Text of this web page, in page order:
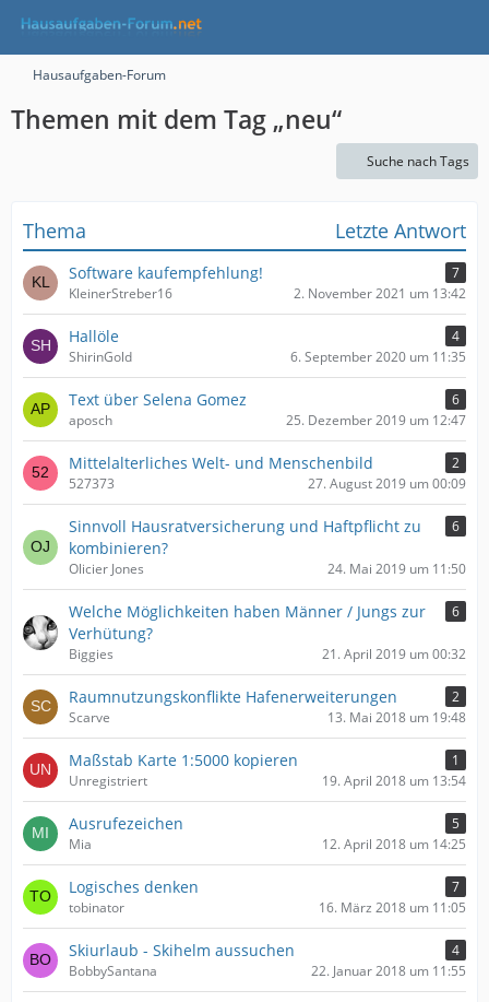
Hausaufgaben-Forum
Themen mit dem Tag „neu“
Suche nach Tags
Thema Letzte Antwort
Software kaufempfehlung!
7
KleinerStreber16
2. November 2021 um 13:42
Hallöle
4
ShirinGold
6. September 2020 um 11:35
Text über Selena Gomez
6
aposch
25. Dezember 2019 um 12:47
Mittelalterliches Welt- und Menschenbild
2
527373
27. August 2019 um 00:09
Sinnvoll Hausratversicherung und Haftpflicht zu
kombinieren?
6
Olicier Jones 24. Mai 2019 um 11:50
Welche Möglichkeiten haben Männer / Jungs zur
Verhütung?
6
Biggies 21. April 2019 um 00:32
Raumnutzungskonflikte Hafenerweiterungen
2
Scarve
13. Mai 2018 um 19:48
Maßstab Karte 1:5000 kopieren
1
Unregistriert
19. April 2018 um 13:54
Ausrufezeichen
5
Mia
12. April 2018 um 14:25
Logisches denken
7
tobinator
16. März 2018 um 11:05
Skiurlaub - Skihelm aussuchen
4
BobbySantana
22. Januar 2018 um 11:55